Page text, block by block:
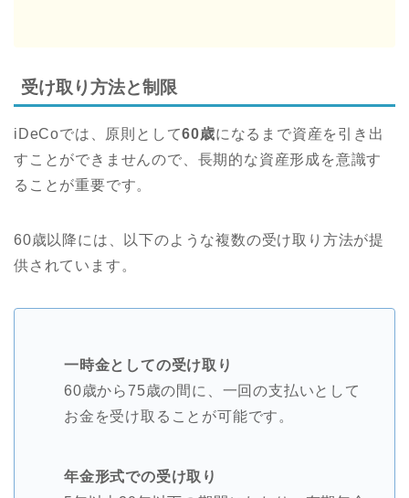
受け取り方法と制限
iDeCoでは、原則として60歳になるまで資産を引き出
すことができませんので、長期的な資産形成を意識す
ることが重要です。
60歳以降には、以下のような複数の受け取り方法が提
供されています。
一時金としての受け取り
60歳から75歳の間に、一回の支払いとして
お金を受け取ることが可能です。
年金形式での受け取り